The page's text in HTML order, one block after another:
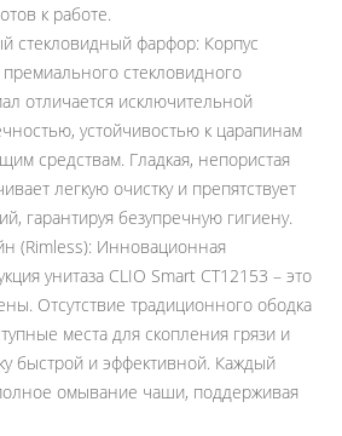
к работе.
стекловидный фарфор: Корпус
стекловидного
отличается исключительной
устойчивостью к царапинам
средствам. Гладкая, непористая
легкую очистку и препятствует
гарантируя безупречную гигиену.
(Rimless): Инновационная
унитаза CLIO Smart CT12153 – это
Отсутствие традиционного ободка
места для скопления грязи и
быстрой и эффективной. Каждый
омывание чаши, поддерживая